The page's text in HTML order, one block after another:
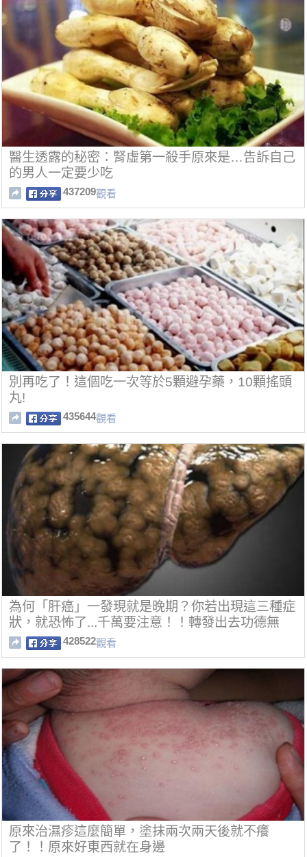
醫生透露的秘密：腎虛第一殺手原來是…告訴自己
的男人一定要少吃
437209觀看
別再吃了！這個吃一次等於5顆避孕藥，10顆搖頭
丸!
435644觀看
為何「肝癌」一發現就是晚期？你若出現這三種症
狀，就恐怖了...千萬要注意！！轉發出去功德無
量！
428522觀看
原來治濕疹這麼簡單，塗抹兩次兩天後就不癢
了！！原來好東西就在身邊